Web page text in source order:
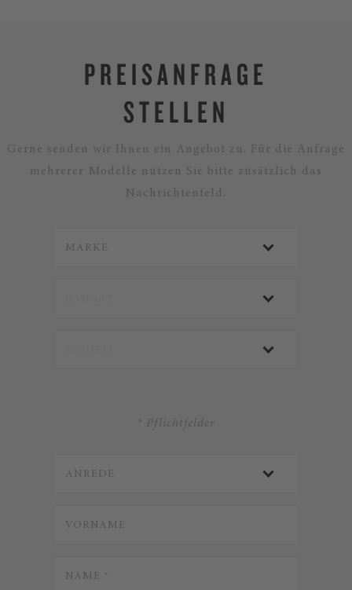
PREISANFRAGE
STELLEN
Gerne senden wir Ihnen ein Angebot zu. Für die Anfrage
mehrerer Modelle nutzen Sie bitte zusätzlich das
Nachrichtenfeld.
* Pflichtfelder